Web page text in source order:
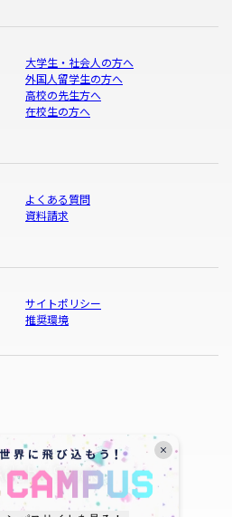
大学生・社会人の方へ
外国人留学生の方へ
高校の先生方へ
在校生の方へ
よくある質問
資料請求
サイトポリシー
推奨環境